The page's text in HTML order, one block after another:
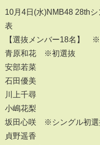
10月4日(水)NMB48 28th
表
【選抜メンバー18名】
青原和花 ※初選抜
安部若菜
石田優美
川上千尋
小嶋花梨
坂田心咲 ※シングル初選
貞野遥香